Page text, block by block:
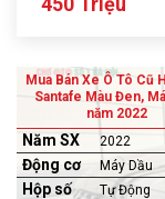
Mua Bán Xe Ô Tô Cũ
Santafe Màu Đen,
năm 2022
Năm SX 2022
Động cơ Máy Dầu
Hộp số Tự Động